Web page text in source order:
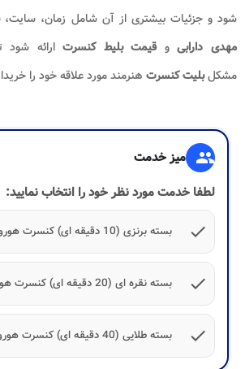
شود و جزئیات بیشتری از آن شامل زمان، سایت،
مهدی دارابیوقیمت بلیط کنسرتارائه شود
مشکلبلیت کنسرت هنرمند مورد علاقه خود را
group میز خدمت
لطفا خدمت مورد نظر خود را انتخاب نمایید:
check
بسته برنزی (10 دقیقه ای) کنسرت هوروش بند
check بسته نقره ای (20 دقیقه ای) کنسرت هوروش بند
check بسته طلایی (40 دقیقه ای) کنسرت هوروش بند